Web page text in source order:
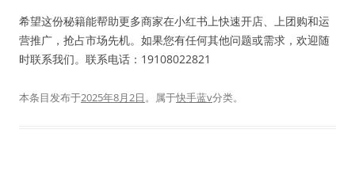
希望这份秘籍能帮助更多商家在小红书上快速开店、上团购和运
营推广，抢占市场先机。如果您有任何其他问题或需求，欢迎随
时联系我们。联系电话：19108022821
本条目发布于2025年8月2日。属于快手蓝v分类。